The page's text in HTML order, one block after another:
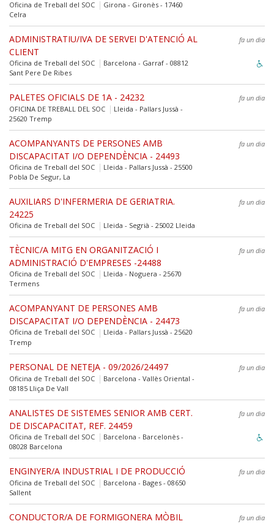
Oficina de Treball del SOC
Girona - Gironès - 17460
Celra
ADMINISTRATIU/IVA DE SERVEI D'ATENCIÓ AL
CLIENT
fa un dia
Oficina de Treball del SOC
Barcelona - Garraf - 08812
Sant Pere De Ribes
PALETES OFICIALS DE 1A - 24232
fa un dia
OFICINA DE TREBALL DEL SOC
Lleida - Pallars Jussà -
25620 Tremp
ACOMPANYANTS DE PERSONES AMB
DISCAPACITAT I/O DEPENDÈNCIA - 24493
fa un dia
Oficina de Treball del SOC
Lleida - Pallars Jussà - 25500
Pobla De Segur, La
AUXILIARS D'INFERMERIA DE GERIATRIA.
24225
fa un dia
Oficina de Treball del SOC Lleida - Segrià - 25002 Lleida
TÈCNIC/A MITG EN ORGANITZACIÓ I
ADMINISTRACIÓ D'EMPRESES -24488
fa un dia
Oficina de Treball del SOC
Lleida - Noguera - 25670
Termens
ACOMPANYANT DE PERSONES AMB
DISCAPACITAT I/O DEPENDÈNCIA - 24473
fa un dia
Oficina de Treball del SOC
Lleida - Pallars Jussà - 25620
Tremp
PERSONAL DE NETEJA - 09/2026/24497
fa un dia
Oficina de Treball del SOC
Barcelona - Vallès Oriental -
08185 Lliça De Vall
ANALISTES DE SISTEMES SENIOR AMB CERT.
DE DISCAPACITAT, REF. 24459
fa un dia
Oficina de Treball del SOC
Barcelona - Barcelonès -
08028 Barcelona
ENGINYER/A INDUSTRIAL I DE PRODUCCIÓ
fa un dia
Oficina de Treball del SOC
Barcelona - Bages - 08650
Sallent
CONDUCTOR/A DE FORMIGONERA MÒBIL
fa un dia